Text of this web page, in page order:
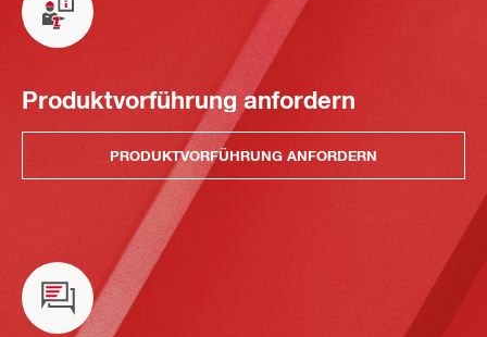
Produktvorführung anfordern
PRODUKTVORFÜHRUNG ANFORDERN